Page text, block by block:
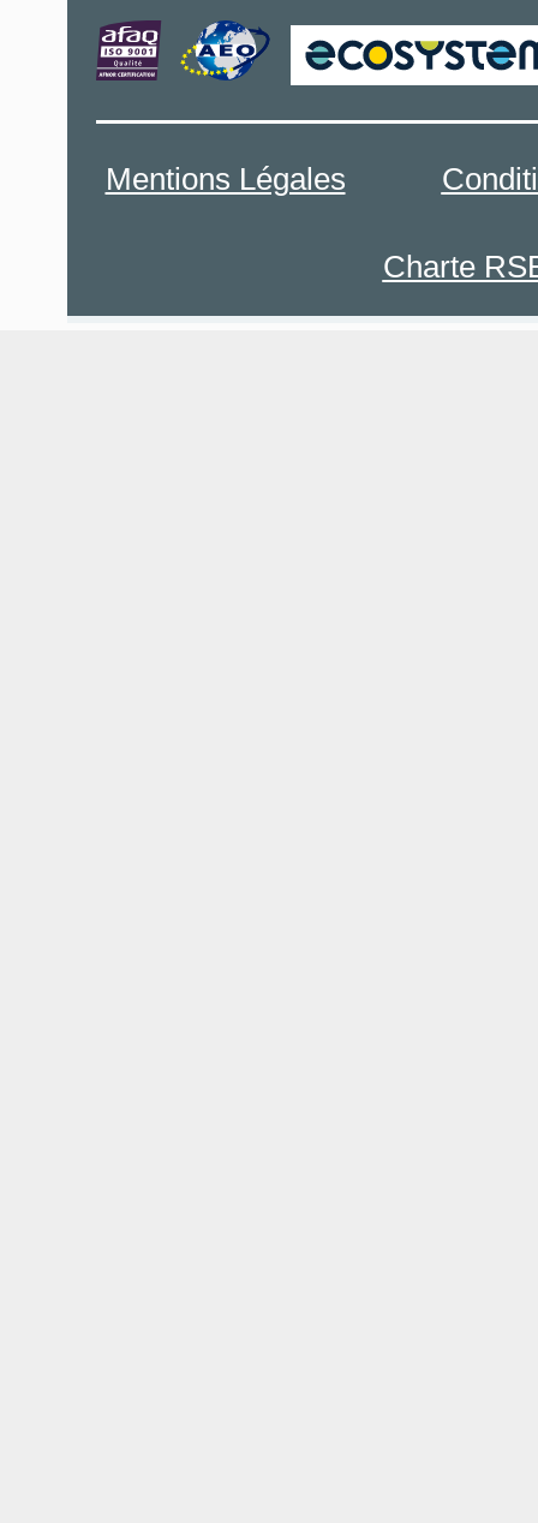
Mentions Légales
Charte